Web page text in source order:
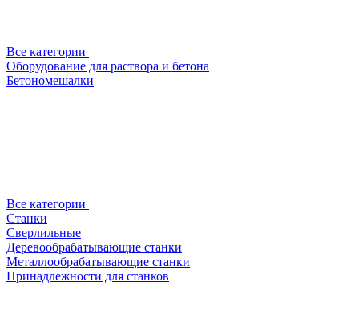
Все категории
Оборудование для раствора и бетона
Бетономешалки
Все категории
Станки
Сверлильные
Деревообрабатывающие станки
Металлообрабатывающие станки
Принадлежности для станков